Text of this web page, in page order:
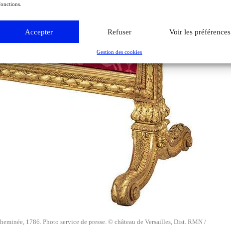
Accepter Refuser Voir les préférences
Gestion des cookies
1786. Photo service de presse. © château de Versailles, Dist. RMN /